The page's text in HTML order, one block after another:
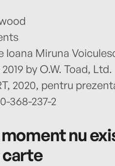
Ioana Miruna
by O.W. Toad, Ltd.
2020, pentru
368-237-2
nu
carte